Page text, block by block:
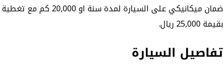
ضمان ميكانيكي على السيارة لمدة سنة او 20,000 كم مع تغطية
بقيمة 25,000 ريال.
تفاصيل السيارة